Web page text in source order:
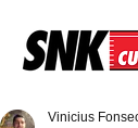
Vinicius